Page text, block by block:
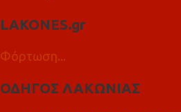
LAKONES.gr
Φόρτωση...
ΟΔΗΓΟΣ ΛΑΚΩΝΙΑΣ